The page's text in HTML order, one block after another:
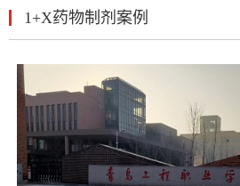
1+X药物制剂案例